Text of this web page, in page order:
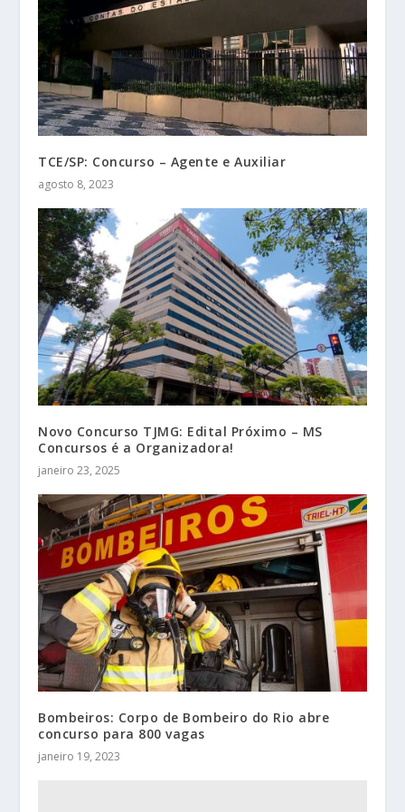
TCE/SP: Concurso – Agente e Auxiliar
agosto 8, 2023
Novo Concurso TJMG: Edital Próximo – MS
Concursos é a Organizadora!
janeiro 23, 2025
Bombeiros: Corpo de Bombeiro do Rio abre
concurso para 800 vagas
janeiro 19, 2023